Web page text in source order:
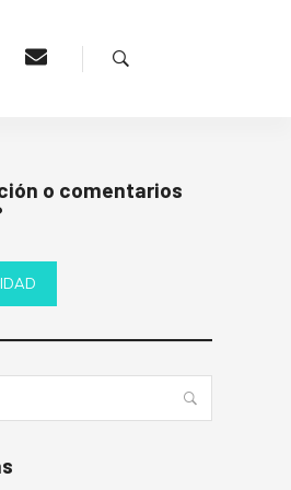
o comentarios